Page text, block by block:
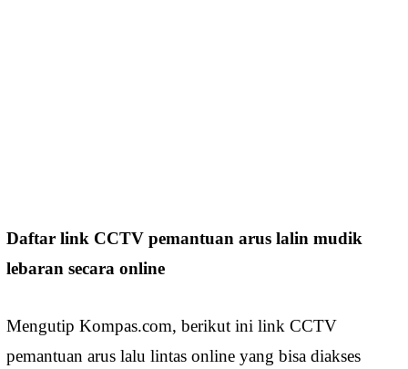
Daftar link CCTV pemantuan arus lalin mudik
lebaran secara online
Mengutip Kompas.com, berikut ini link CCTV
pemantuan arus lalu lintas online yang bisa diakses